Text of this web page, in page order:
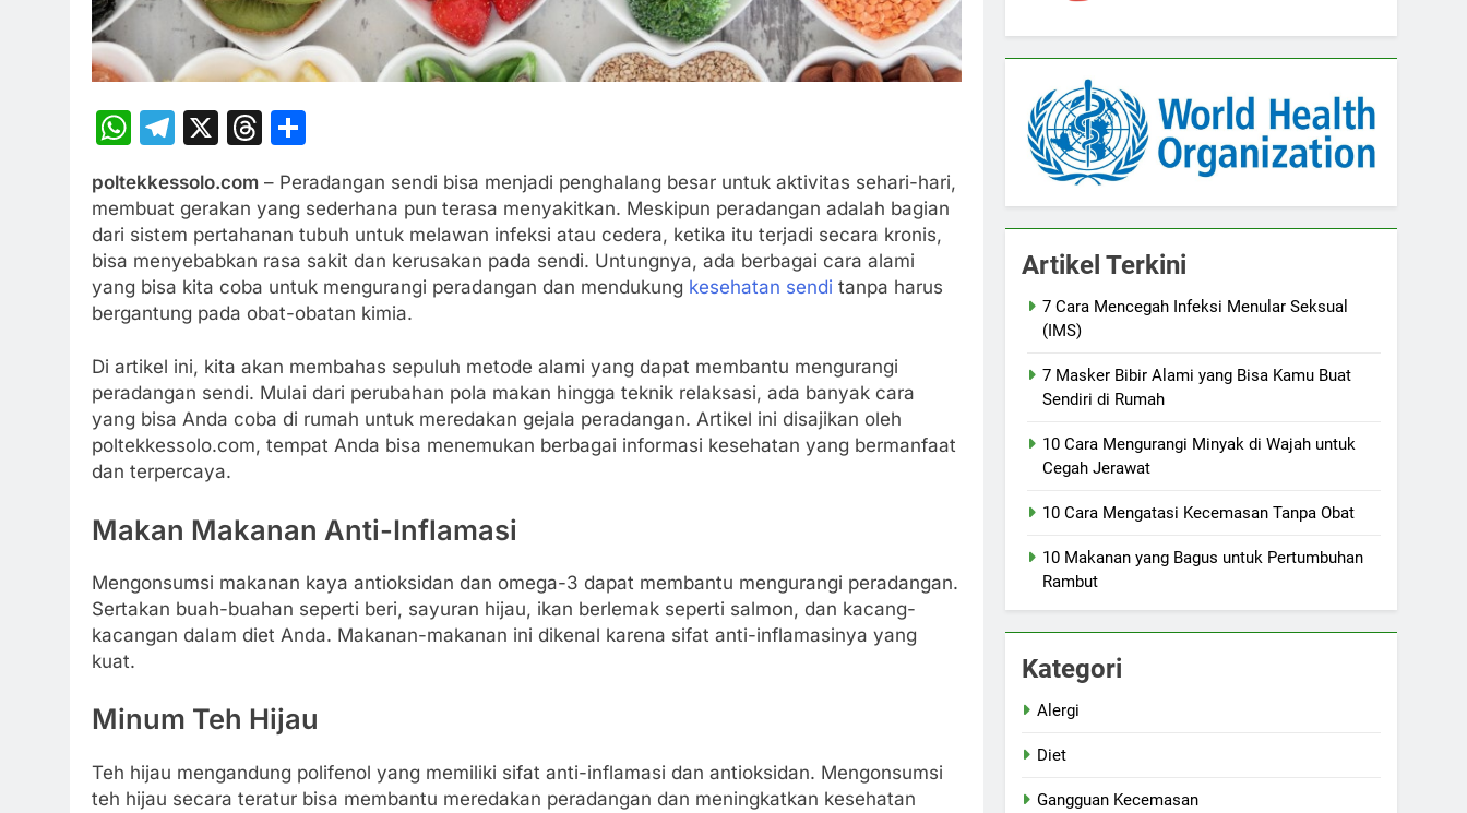
WhatsApp
Telegram
X Threads
poltekkessolo.com – Peradangan sendi bisa menjadi penghalang besar untuk aktivitas sehari-hari,
membuat gerakan yang sederhana pun terasa menyakitkan. Meskipun peradangan adalah bagian
dari sistem pertahanan tubuh untuk melawan infeksi atau cedera, ketika itu terjadi secara kronis,
bisa menyebabkan rasa sakit dan kerusakan pada sendi. Untungnya, ada berbagai cara alami
yang bisa kita coba untuk mengurangi peradangan dan mendukung kesehatan sendi tanpa harus
bergantung pada obat-obatan kimia.
Di artikel ini, kita akan membahas sepuluh metode alami yang dapat membantu mengurangi
peradangan sendi. Mulai dari perubahan pola makan hingga teknik relaksasi, ada banyak cara
yang bisa Anda coba di rumah untuk meredakan gejala peradangan. Artikel ini disajikan oleh
poltekkessolo.com, tempat Anda bisa menemukan berbagai informasi kesehatan yang bermanfaat
dan terpercaya.
Makan Makanan Anti-Inflamasi
Mengonsumsi makanan kaya antioksidan dan omega-3 dapat membantu mengurangi peradangan.
Sertakan buah-buahan seperti beri, sayuran hijau, ikan berlemak seperti salmon, dan kacang-
kacangan dalam diet Anda. Makanan-makanan ini dikenal karena sifat anti-inflamasinya yang
kuat.
Minum Teh Hijau
Teh hijau mengandung polifenol yang memiliki sifat anti-inflamasi dan antioksidan. Mengonsumsi
teh hijau secara teratur bisa membantu meredakan peradangan dan meningkatkan kesehatan
Artikel Terkini
7 Cara Mencegah Infeksi Menular Seksual
(IMS)
7 Masker Bibir Alami yang Bisa Kamu Buat
Sendiri di Rumah
10 Cara Mengurangi Minyak di Wajah untuk
Cegah Jerawat
10 Cara Mengatasi Kecemasan Tanpa Obat
10 Makanan yang Bagus untuk Pertumbuhan
Rambut
Kategori
Alergi
Diet
Gangguan Kecemasan